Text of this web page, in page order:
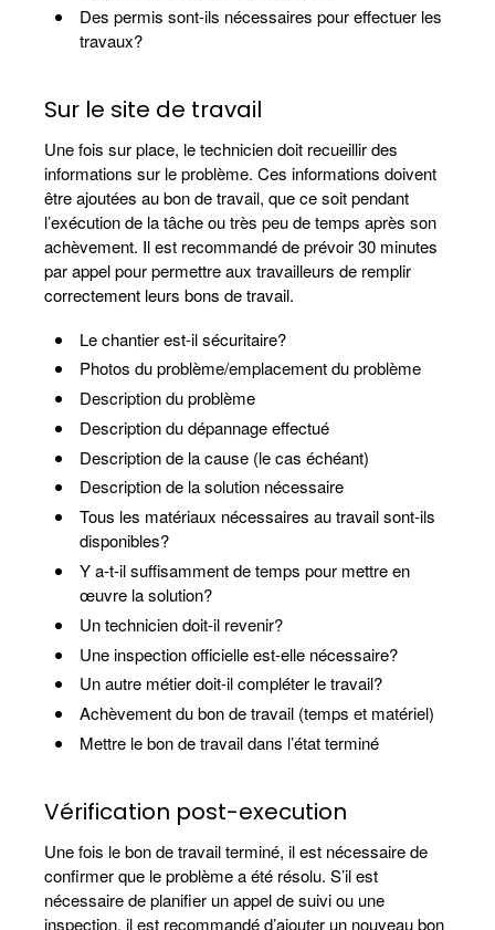
Des permis sont-ils nécessaires pour effectuer les
travaux?
Sur le site de travail
Une fois sur place, le technicien doit recueillir des
informations sur le problème. Ces informations doivent
être ajoutées au bon de travail, que ce soit pendant
l’exécution de la tâche ou très peu de temps après son
achèvement. Il est recommandé de prévoir 30 minutes
par appel pour permettre aux travailleurs de remplir
correctement leurs bons de travail.
Le chantier est-il sécuritaire?
Photos du problème/emplacement du problème
Description du problème
Description du dépannage effectué
Description de la cause (le cas échéant)
Description de la solution nécessaire
Tous les matériaux nécessaires au travail sont-ils
disponibles?
Y a-t-il suffisamment de temps pour mettre en
œuvre la solution?
Un technicien doit-il revenir?
Une inspection officielle est-elle nécessaire?
Un autre métier doit-il compléter le travail?
Achèvement du bon de travail (temps et matériel)
Mettre le bon de travail dans l’état terminé
Vérification post-execution
Une fois le bon de travail terminé, il est nécessaire de
confirmer que le problème a été résolu. S’il est
nécessaire de planifier un appel de suivi ou une
inspection, il est recommandé d’ajouter un nouveau bon